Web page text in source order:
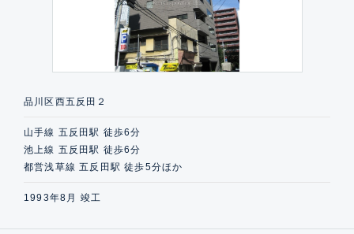
品川区西五反田２
山手線 五反田駅 徒歩6分
池上線 五反田駅 徒歩6分
都営浅草線 五反田駅 徒歩5分ほか
1993年8月 竣工